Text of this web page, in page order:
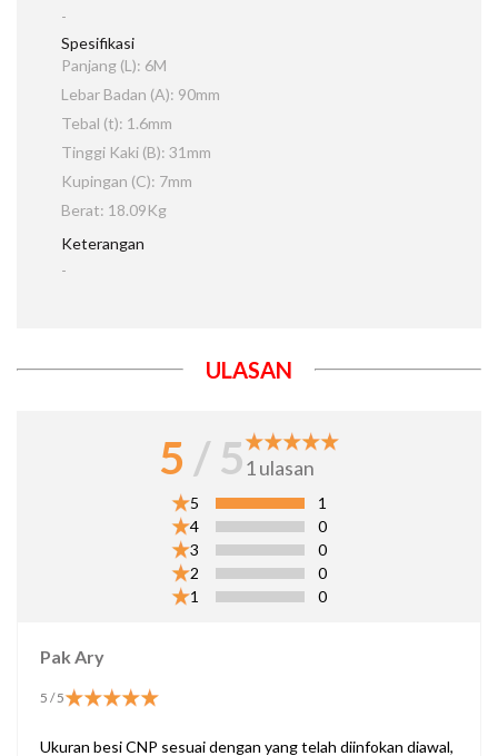
-
Spesifikasi
Panjang (L): 6M
Lebar Badan (A): 90mm
Tebal (t): 1.6mm
Tinggi Kaki (B): 31mm
Kupingan (C): 7mm
Berat: 18.09Kg
Keterangan
-
ULASAN
5 / 51ulasan
5
1
4
0
3
0
2
0
1
0
Pak Ary
5 / 5
Ukuran besi CNP sesuai dengan yang telah diinfokan diawal,